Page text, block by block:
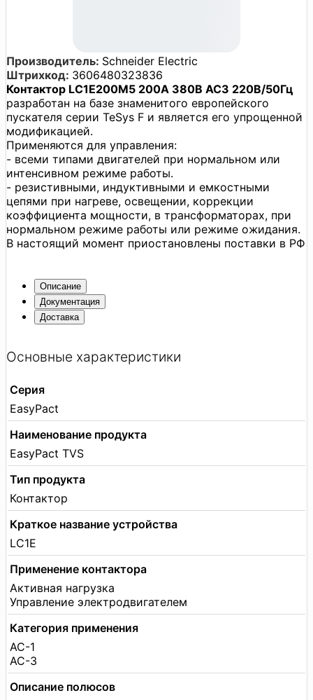
Производитель: Schneider Electric
Штрихкод: 3606480323836
Контактор LC1E200M5 200А 380В AC3 220В/50Гц
разработан на базе знаменитого европейского
пускателя серии TeSys F и является его упрощенной
модификацией.
Применяются для управления:
- всеми типами двигателей при нормальном или
интенсивном режиме работы.
- резистивными, индуктивными и емкостными
цепями при нагреве, освещении, коррекции
коэффициента мощности, в трансформаторах, при
нормальном режиме работы или режиме ожидания.
В настоящий момент приостановлены поставки в РФ
Описание
Документация
Доставка
Основные характеристики
Серия
EasyPact
Наименование продукта
EasyPact TVS
Тип продукта
Контактор
Краткое название устройства
LC1E
Применение контактора
Активная нагрузка
Управление электродвигателем
Категория применения
AC-1
AC-3
Описание полюсов